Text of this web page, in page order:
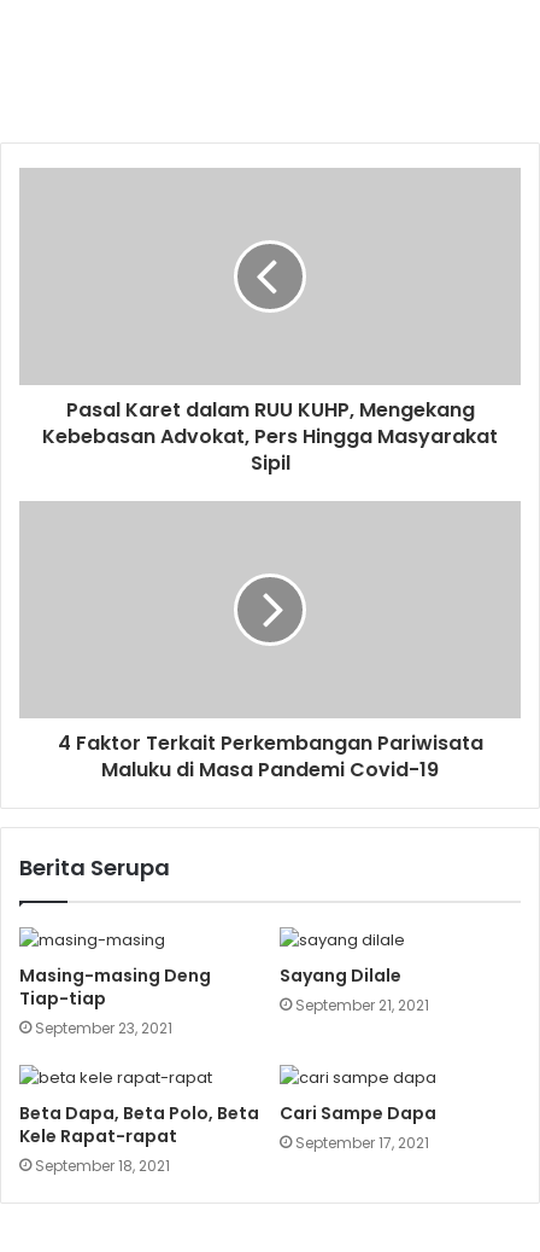
Pasal Karet dalam RUU KUHP, Mengekang
Kebebasan Advokat, Pers Hingga Masyarakat
Sipil
4 Faktor Terkait Perkembangan Pariwisata
Maluku di Masa Pandemi Covid-19
Berita Serupa
Masing-masing Deng
Tiap-tiap
September 23, 2021
Sayang Dilale
September 21, 2021
Beta Dapa, Beta Polo, Beta
Kele Rapat-rapat
September 18, 2021
Cari Sampe Dapa
September 17, 2021